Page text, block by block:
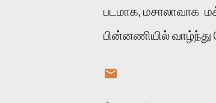
படமாக, மசாலாவாக
பின்னணியில்